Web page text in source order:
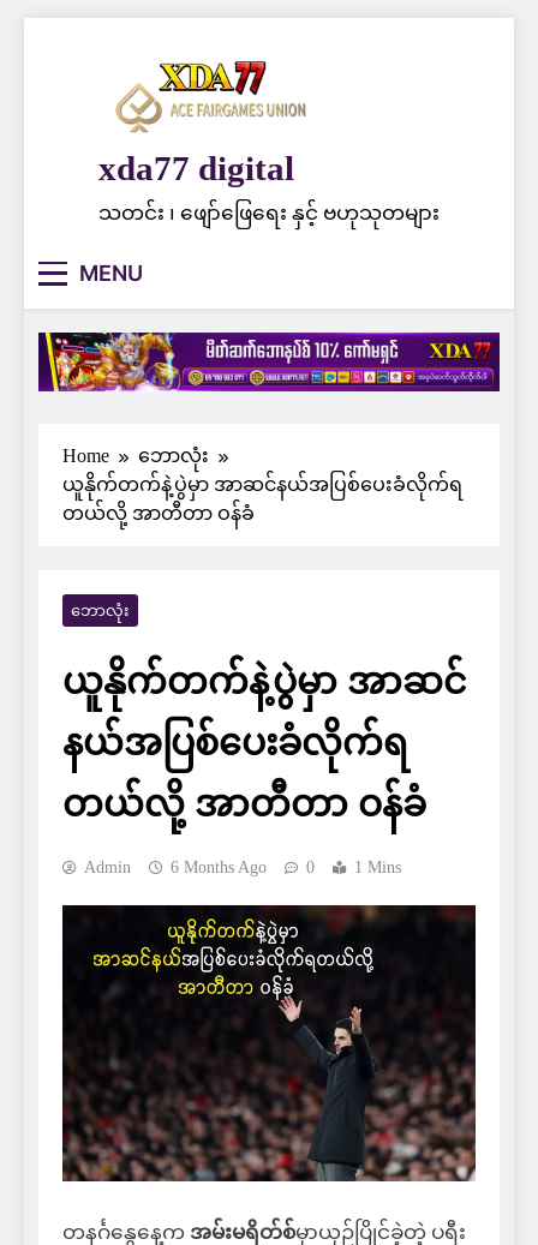
xda77 digital
သတင်း ၊ ဖျော်ဖြေရေး နှင့် ဗဟုသုတများ
MENU
Home
ဘောလုံး
ယူနိုက်တက်နဲ့ပွဲမှာ အာဆင်နယ်အပြစ်ပေးခံလိုက်ရ
တယ်လို့ အာတီတာ ဝန်ခံ
ဘောလုံး
ယူနိုက်တက်နဲ့ပွဲမှာ အာဆင်
နယ်အပြစ်ပေးခံလိုက်ရ
တယ်လို့ အာတီတာ ဝန်ခံ
Admin 6 Months Ago 0 1 Mins
တနင်္ဂနွေနေ့က အမ်းမရိတ်စ်မှာယှဉ်ပြိုင်ခဲ့တဲ့ ပရီး